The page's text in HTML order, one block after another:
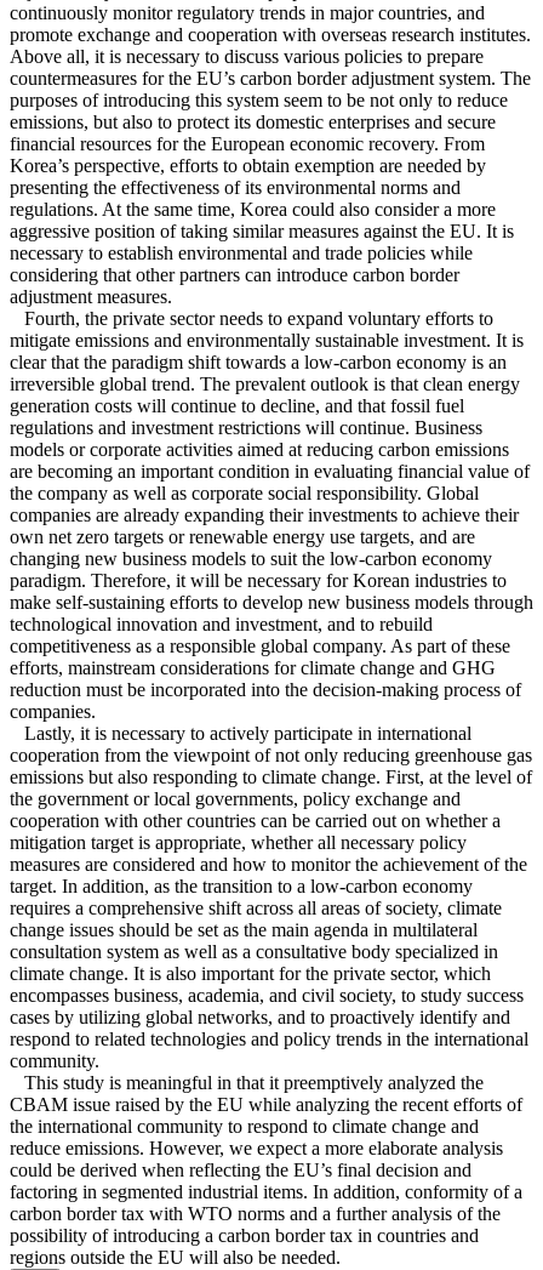
continuously monitor regulatory trends in major countries, and
promote exchange and cooperation with overseas research institutes.
Above all, it is necessary to discuss various policies to prepare
countermeasures for the EU’s carbon border adjustment system. The
purposes of introducing this system seem to be not only to reduce
emissions, but also to protect its domestic enterprises and secure
financial resources for the European economic recovery. From
Korea’s perspective, efforts to obtain exemption are needed by
presenting the effectiveness of its environmental norms and
regulations. At the same time, Korea could also consider a more
aggressive position of taking similar measures against the EU. It is
necessary to establish environmental and trade policies while
considering that other partners can introduce carbon border
adjustment measures.
Fourth, the private sector needs to expand voluntary efforts to
mitigate emissions and environmentally sustainable investment. It is
clear that the paradigm shift towards a low-carbon economy is an
irreversible global trend. The prevalent outlook is that clean energy
generation costs will continue to decline, and that fossil fuel
regulations and investment restrictions will continue. Business
models or corporate activities aimed at reducing carbon emissions
are becoming an important condition in evaluating financial value of
the company as well as corporate social responsibility. Global
companies are already expanding their investments to achieve their
own net zero targets or renewable energy use targets, and are
changing new business models to suit the low-carbon economy
paradigm. Therefore, it will be necessary for Korean industries to
make self-sustaining efforts to develop new business models through
technological innovation and investment, and to rebuild
competitiveness as a responsible global company. As part of these
efforts, mainstream considerations for climate change and GHG
reduction must be incorporated into the decision-making process of
companies.
Lastly, it is necessary to actively participate in international
cooperation from the viewpoint of not only reducing greenhouse gas
emissions but also responding to climate change. First, at the level of
the government or local governments, policy exchange and
cooperation with other countries can be carried out on whether a
mitigation target is appropriate, whether all necessary policy
measures are considered and how to monitor the achievement of the
target. In addition, as the transition to a low-carbon economy
requires a comprehensive shift across all areas of society, climate
change issues should be set as the main agenda in multilateral
consultation system as well as a consultative body specialized in
climate change. It is also important for the private sector, which
encompasses business, academia, and civil society, to study success
cases by utilizing global networks, and to proactively identify and
respond to related technologies and policy trends in the international
community.
This study is meaningful in that it preemptively analyzed the
CBAM issue raised by the EU while analyzing the recent efforts of
the international community to respond to climate change and
reduce emissions. However, we expect a more elaborate analysis
could be derived when reflecting the EU’s final decision and
factoring in segmented industrial items. In addition, conformity of a
carbon border tax with WTO norms and a further analysis of the
possibility of introducing a carbon border tax in countries and
regions outside the EU will also be needed.